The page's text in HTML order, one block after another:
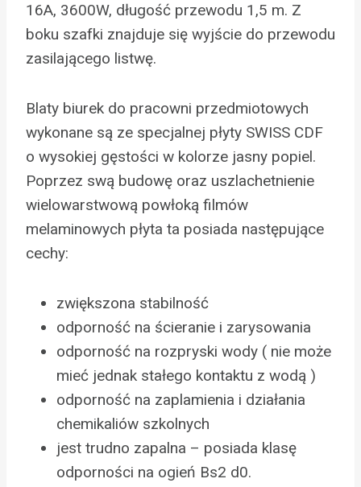
16A, 3600W, długość przewodu 1,5 m. Z
boku szafki znajduje się wyjście do przewodu
zasilającego listwę.
Blaty biurek do pracowni przedmiotowych
wykonane są ze specjalnej płyty SWISS CDF
o wysokiej gęstości w kolorze jasny popiel.
Poprzez swą budowę oraz uszlachetnienie
wielowarstwową powłoką filmów
melaminowych płyta ta posiada następujące
cechy:
zwiększona stabilność
odporność na ścieranie i zarysowania
odporność na rozpryski wody ( nie może
mieć jednak stałego kontaktu z wodą )
odporność na zaplamienia i działania
chemikaliów szkolnych
jest trudno zapalna – posiada klasę
odporności na ogień Bs2 d0.